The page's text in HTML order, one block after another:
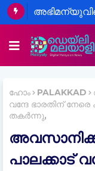
ഹോം PALAKKAD
വന്ദേ ഭാരതിന്
തകർന്നു,
പാലക്കാട്